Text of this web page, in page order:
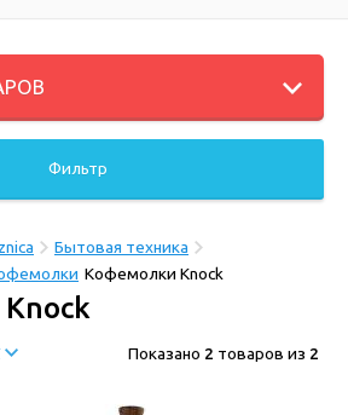
Фильтр
Бытовая техника
Кофемолки Knock
Показано 2 товаров из 2